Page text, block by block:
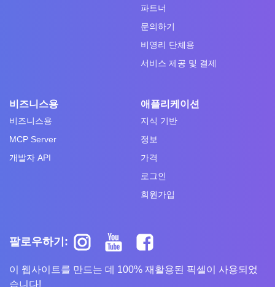
파트너
문의하기
비영리 단체용
서비스 제공 및 결제
비즈니스용
비즈니스용
MCP Server
개발자 API
애플리케이션
지식 기반
정보
가격
로그인
회원가입
팔로우하기:
이 웹사이트를 만드는 데 100% 재활용된 픽셀이 사용되었
습니다!